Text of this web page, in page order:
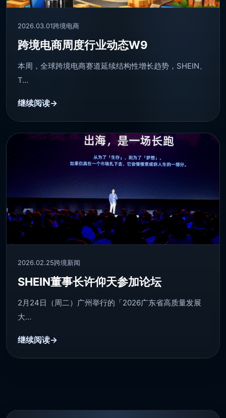
2026.03.01跨境电商
跨境电商周度行业动态W9
本周，全球跨境电商赛道延续结构性增长趋势，SHEIN、
T…
继续阅读
2026.02.25跨境新闻
SHEIN董事长许仰天参加论坛
2月24日（周二）广州举行的「2026广东省高质量发展
大…
继续阅读